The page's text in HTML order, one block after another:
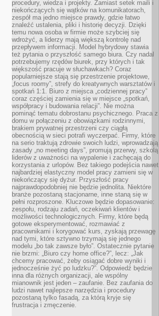
procedury, wiedza i projekty. Zamiast setek maili i
niekończących się wątków na komunikatorach,
zespół ma jedno miejsce prawdy, gdzie łatwo
znaleźć ustalenia, pliki i historię decyzji. Dzięki
temu nowa osoba w firmie może szybciej się
wdrożyć, a liderzy mają większą kontrolę nad
przepływem informacji. Model hybrydowy stawia
też pytania o przyszłość samego biura. Czy nadal
potrzebujemy rzędów biurek, przy których i tak
większość pracuje w słuchawkach? Coraz
popularniejsze stają się przestrzenie projektowe,
„focus roomy”, strefy do kreatywnych warsztatów i
spotkań 1:1. Biuro z miejsca „codziennej pracy”
coraz częściej zamienia się w miejsce „spotkań,
współpracy i budowania relacji”. Nie można
pominąć tematu dobrostanu psychicznego. Praca z
domu w połączeniu z obowiązkami rodzinnymi,
brakiem prywatnej przestrzeni czy ciągłą
obecnością w sieci potrafi wyczerpać. Firmy, które
na serio traktują zdrowie swoich ludzi, wprowadzają
zasady „no meeting days”, promują przerwy, szkolą
liderów z uważności na wypalenie i zachęcają do
korzystania z urlopów. Bez takiego podejścia nawet
najbardziej elastyczny model pracy zamieni się w
niekończący się dyżur. Przyszłość pracy
najprawdopodobniej nie będzie jednolita. Niektóre
branże pozostaną stacjonarne, inne staną się w
pełni rozproszone. Kluczowe będzie dopasowanie:
zespołu, rodzaju zadań, oczekiwań klientów i
możliwości technologicznych. Firmy, które będą
gotowe eksperymentować, rozmawiać z
pracownikami i korygować kurs, zyskają przewagę
nad tymi, które sztywno trzymają się jednego
modelu „bo tak zawsze było”. Ostatecznie pytanie
nie brzmi: „Biuro czy home office?”, lecz: „Jak
chcemy pracować, żeby osiągać dobre wyniki i
jednocześnie żyć po ludzku?”. Odpowiedź będzie
inna dla różnych organizacji, ale wspólny
mianownik jest jeden – zaufanie. Bez zaufania do
ludzi nawet najlepsze narzędzia i procedury
pozostaną tylko fasadą, za którą kryje się
frustracja i zmęczenie.